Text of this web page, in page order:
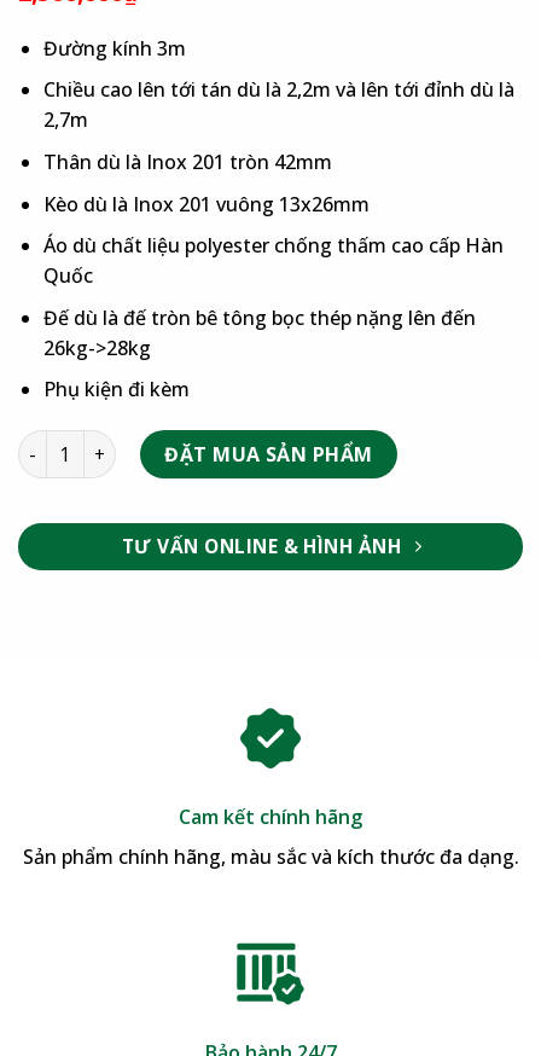
Đường kính 3m
Chiều cao lên tới tán dù là 2,2m và lên tới đỉnh dù là
2,7m
Thân dù là Inox 201 tròn 42mm
Kèo dù là Inox 201 vuông 13x26mm
Áo dù chất liệu polyester chống thấm cao cấp Hàn
Quốc
Đế dù là đế tròn bê tông bọc thép nặng lên đến
26kg->28kg
Phụ kiện đi kèm
ĐẶT MUA SẢN PHẨM
TƯ VẤN ONLINE & HÌNH ẢNH
Cam kết chính hãng
Sản phẩm chính hãng, màu sắc và kích thước đa dạng.